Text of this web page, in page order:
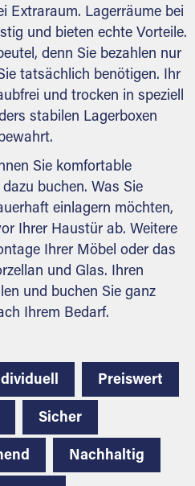
Extraraum. Lagerräume bei
und bieten echte Vorteile.
denn Sie bezahlen nur
tatsächlich benötigen. Ihr
und trocken in speziell
stabilen Lagerboxen
Sie komfortable
buchen. Was Sie
einlagern möchten,
Ihrer Haustür ab. Weitere
Ihrer Möbel oder das
und Glas. Ihren
und buchen Sie ganz
Ihrem Bedarf.
Preiswert
Sicher
Nachhaltig